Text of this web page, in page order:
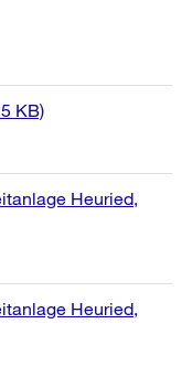
KB)
Heuried,
Heuried,